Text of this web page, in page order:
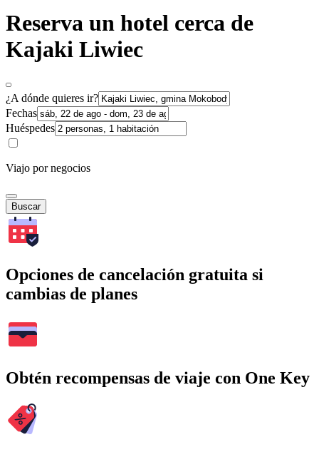
Reserva un hotel cerca de
Kajaki Liwiec
¿A dónde quieres ir?
Fechas
Huéspedes
Viajo por negocios
Buscar
Opciones de cancelación gratuita si
cambias de planes
Obtén recompensas de viaje con One Key